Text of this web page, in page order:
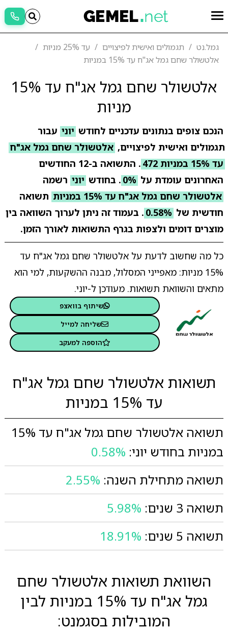
גמל.נט תגמולים ואישית לפיצויים
עד 25% מניות
אלטשולר שחם גמל אג"ח עד 15% במניות
אלטשולר שחם גמל אג"ח עד 15%
מניות
הנכם צופים בנתונים עדכניים לחודש יוני עבור
תגמולים ואישית לפיצויים, אלטשולר שחם גמל אג"ח
עד 15% במניות 472
. התשואה ב-12 החודשים
האחרונים עומדת על 0% . בחודש יוני רשמה
אלטשולר שחם גמל אג"ח עד 15% במניות
תשואה
חודשית של 0.58% . בעמוד זה ניתן לערוך השוואה בין
מוצרים דומים ולצפות בגרף התשואות לאורך הזמן.
כל מה שחשוב לדעת על אלטשולר שחם גמל אג"ח עד
15% מניות: מאפייני המסלול, מבנה ההשקעות, למי הוא
מתאים והשוואת תשואות. מעודכן ל-יוני.
שיתוף בוואצפ
שליחה למייל
הוספה למעקב
תשואות אלטשולר שחם גמל אג"ח
עד 15% במניות
תשואה אלטשולר שחם גמל אג"ח עד 15%
במניות בחודש יוני: 0.58%
תשואה מתחילת השנה: 2.55%
תשואה 3 שנים:
5.98%
תשואה 5 שנים:
18.91%
השוואת תשואות אלטשולר שחם
גמל אג"ח עד 15% במניות לבין
המובילות בסגמנט: